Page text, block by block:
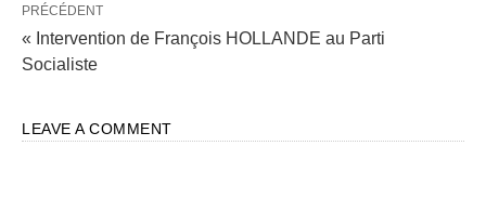
PRÉCÉDENT
« Intervention de François HOLLANDE au Parti
Socialiste
LEAVE A COMMENT